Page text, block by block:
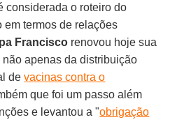
considerada o roteiro do
em termos de relações
Francisco renovou hoje sua
apenas da distribuição
devacinas contra o
que foi um passo além
e levantou a "obrigação